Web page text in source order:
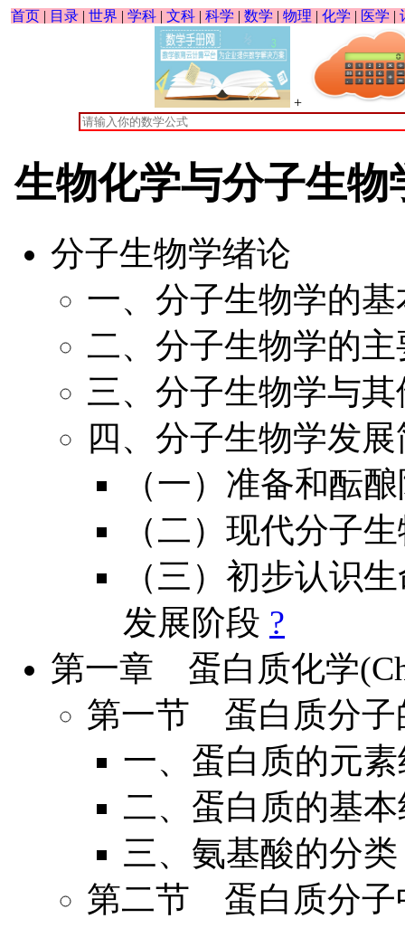
首页 | 目录 | 世界 | 学科 | 文科 | 科学 | 数学 | 物理 | 化学 | 医学 |
+